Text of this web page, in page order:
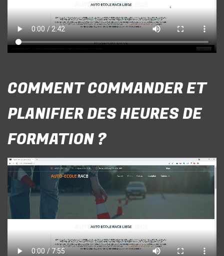
COMMENT COMMANDER ET
PLANIFIER DES HEURES DE
FORMATION ?